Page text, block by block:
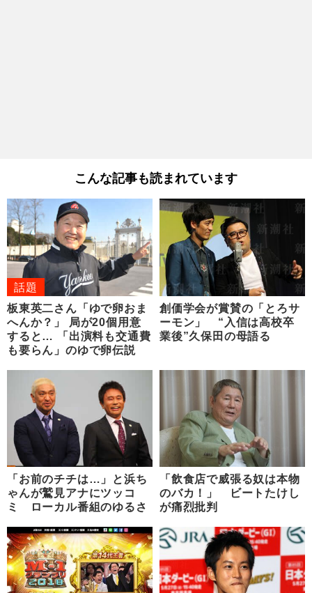
こんな記事も読まれています
話題
板東英二さん「ゆで卵おま
へんか？」 局が20個用意
すると… 「出演料も交通費
も要らん」のゆで卵伝説
創価学会が賞賛の「とろサ
ーモン」 “入信は高校卒
業後”久保田の母語る
「お前のチチは…」と浜ち
ゃんが鷲見アナにツッコ
ミ ローカル番組のゆるさ
「飲食店で威張る奴は本物
のバカ！」 ビートたけし
が痛烈批判